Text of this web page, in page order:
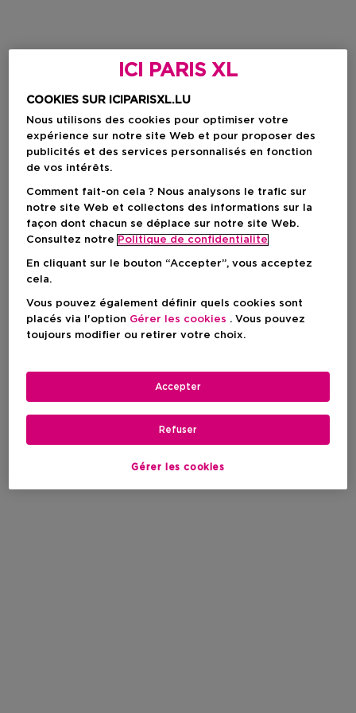
ICI PARIS XL
COOKIES SUR ICIPARISXL.LU
Nous utilisons des cookies pour optimiser votre
expérience sur notre site Web et pour proposer des
publicités et des services personnalisés en fonction
de vos intérêts.
Comment fait-on cela ? Nous analysons le trafic sur
notre site Web et collectons des informations sur la
façon dont chacun se déplace sur notre site Web.
Consultez notre Politique de confidentialite
En cliquant sur le bouton “Accepter”, vous acceptez
cela.
Vous pouvez également définir quels cookies sont
placés via l'option Gérer les cookies . Vous pouvez
toujours modifier ou retirer votre choix.
Gérer les cookies
Refuser
Accepter